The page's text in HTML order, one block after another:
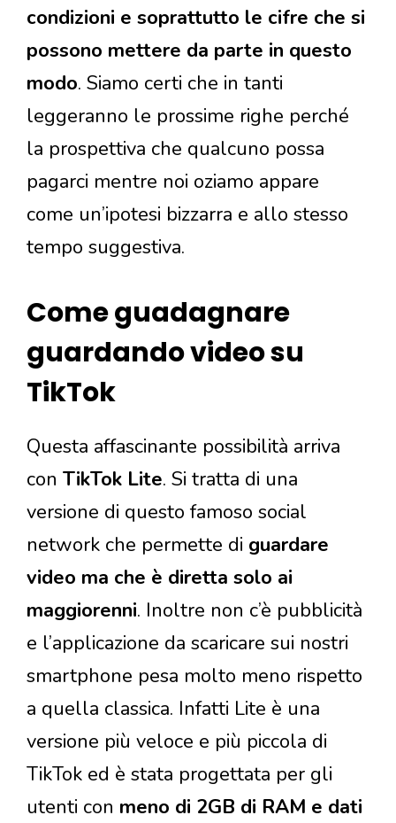
condizioni e soprattutto le cifre che si
possono mettere da parte in questo
modo. Siamo certi che in tanti
leggeranno le prossime righe perché
la prospettiva che qualcuno possa
pagarci mentre noi oziamo appare
come un’ipotesi bizzarra e allo stesso
tempo suggestiva.
Come guadagnare
guardando video su
TikTok
Questa affascinante possibilità arriva
con TikTok Lite. Si tratta di una
versione di questo famoso social
network che permette di guardare
video ma che è diretta solo ai
maggiorenni. Inoltre non c’è pubblicità
e l’applicazione da scaricare sui nostri
smartphone pesa molto meno rispetto
a quella classica. Infatti Lite è una
versione più veloce e più piccola di
TikTok ed è stata progettata per gli
utenti con meno di 2GB di RAM e dati